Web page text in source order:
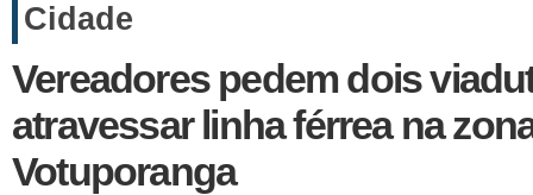
Cidade
Vereadores pedem dois
atravessar linha férrea na
Votuporanga